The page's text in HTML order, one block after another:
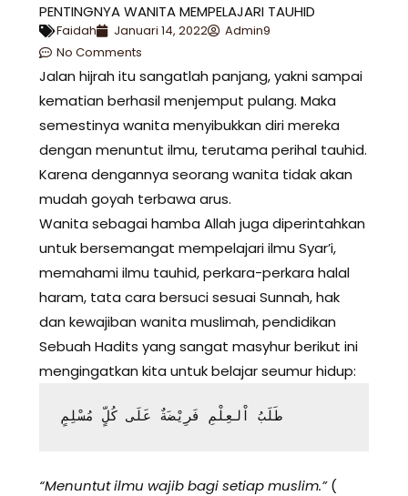
PENTINGNYA WANITA MEMPELAJARI TAUHID
Faidah Januari 14, 2022
Admin9
No Comments
Jalan hijrah itu sangatlah panjang, yakni sampai
kematian berhasil menjemput pulang. Maka
semestinya wanita menyibukkan diri mereka
dengan menuntut ilmu, terutama perihal tauhid.
Karena dengannya seorang wanita tidak akan
mudah goyah terbawa arus.
Wanita sebagai hamba Allah juga diperintahkan
untuk bersemangat mempelajari ilmu Syar’i,
memahami ilmu tauhid, perkara-perkara halal
haram, tata cara bersuci sesuai Sunnah, hak
dan kewajiban wanita muslimah, pendidikan
Sebuah Hadits yang sangat masyhur berikut ini
mengingatkan kita untuk belajar seumur hidup:
“Menuntut ilmu wajib bagi setiap muslim.”(